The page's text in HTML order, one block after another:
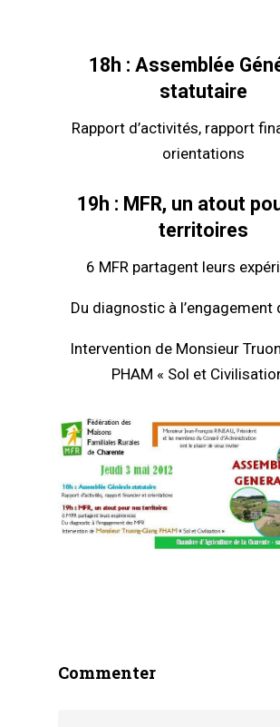
18h : Assemblée
statutaire
Rapport d’activités, rapport
orientations
19h : MFR, un atout
territoires
6 MFR partagent leurs
Du diagnostic à l’engagement
Intervention de Monsieur
PHAM « Sol et
Commenter